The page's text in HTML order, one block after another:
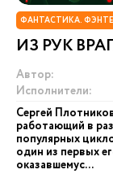
ФАНТАСТИКА.
ИЗ РУК
Автор:
Исполнители:
Сергей
работающий в
популярных
один из первых
оказавшемус...